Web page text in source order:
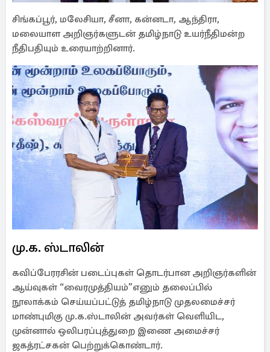
சிங்கப்பூர், மலேசியா, சீனா, கன்னடா, ஆந்திரா,
மலையாள அறிஞர்களுடன் தமிழ்நாடு உயர்நீதிமன்ற
நீதிபதியும் உரையாற்றினார்.
மு.க. ஸ்டாலின்
கவிப்பேரரசின் படைப்புகள் தொடர்பான அறிஞர்களின்
ஆய்வுகள் “வைரமுத்தியம்”எனும் தலைப்பில்
நூலாக்கம் செய்யப்பட்டுத் தமிழ்நாடு முதலமைச்சர்
மாண்புமிகு மு.க.ஸ்டாலின் அவர்கள் வெளியிட,
முன்னால் ஒலிபரப்புத்துறை இணை அமைச்சர்
ஜகத்ரட்சகன் பெற்றுக்கொண்டார்.